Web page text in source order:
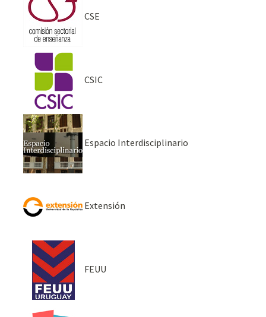
CSE
CSIC
Espacio Interdisciplinario
Extensión
FEUU